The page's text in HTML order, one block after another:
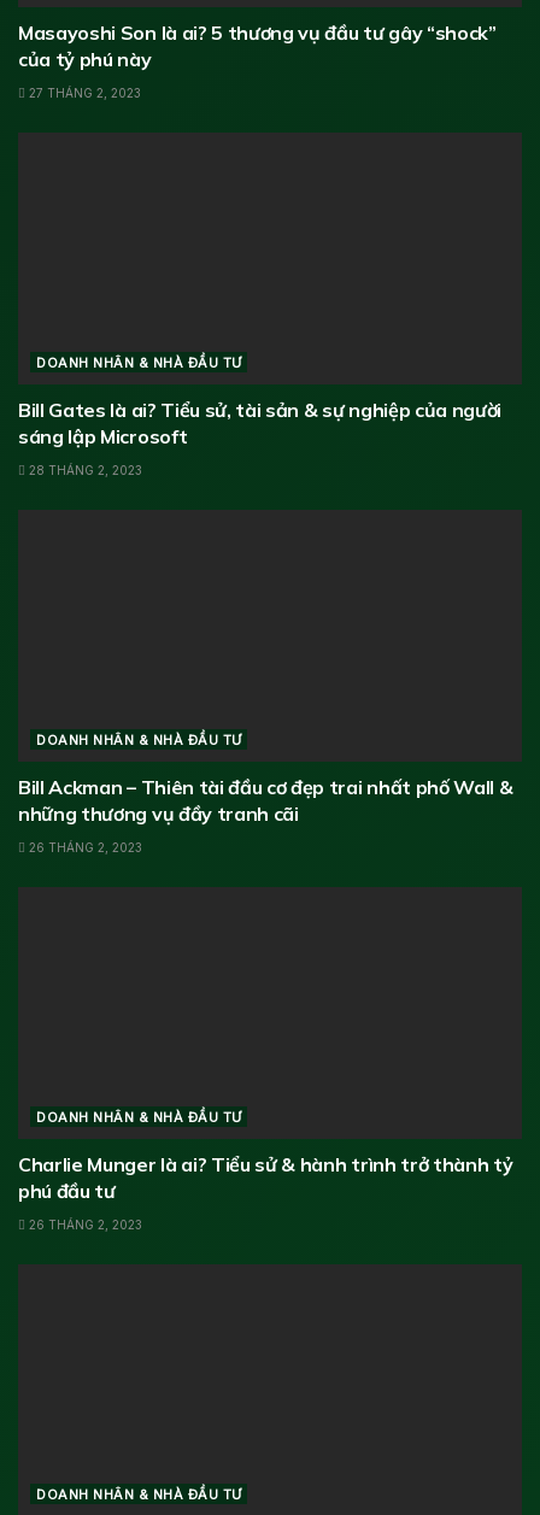
Masayoshi Son là ai? 5 thương vụ đầu tư gây “shock”
của tỷ phú này
27 THÁNG 2, 2023
DOANH NHÂN & NHÀ ĐẦU TƯ
Bill Gates là ai? Tiểu sử, tài sản & sự nghiệp của người
sáng lập Microsoft
28 THÁNG 2, 2023
DOANH NHÂN & NHÀ ĐẦU TƯ
Bill Ackman – Thiên tài đầu cơ đẹp trai nhất phố Wall &
những thương vụ đầy tranh cãi
26 THÁNG 2, 2023
DOANH NHÂN & NHÀ ĐẦU TƯ
Charlie Munger là ai? Tiểu sử & hành trình trở thành tỷ
phú đầu tư
26 THÁNG 2, 2023
DOANH NHÂN & NHÀ ĐẦU TƯ